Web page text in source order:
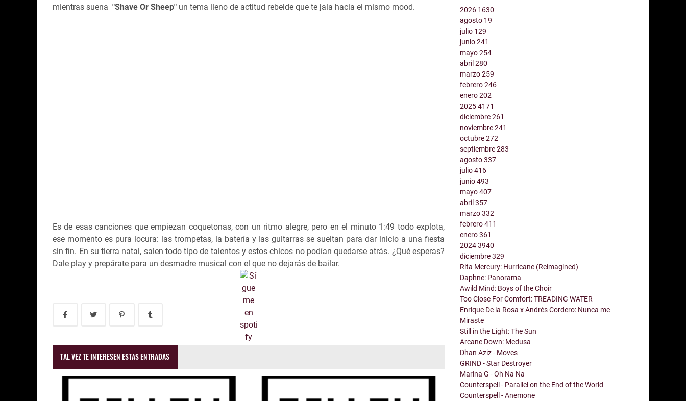
mientras suena "Shave Or Sheep" un tema lleno de actitud rebelde que te jala hacia el mismo mood.
Es de esas canciones que empiezan coquetonas, con un ritmo alegre, pero en el minuto 1:49 todo explota,
ese momento es pura locura: las trompetas, la batería y las guitarras se sueltan para dar inicio a una fiesta
sin fin. En su tierra natal, salen todo tipo de talentos y estos chicos no podían quedarse atrás. ¿Qué esperas?
Dale play y prepárate para un desmadre musical con el que no dejarás de bailar.
TAL VEZ TE INTERESEN ESTAS ENTRADAS
2026 1630
agosto 19
julio 129
junio241
mayo254
abril280
marzo259
febrero246
enero202
20254171
diciembre261
noviembre241
octubre272
septiembre283
agosto337
julio416
junio493
mayo407
abril357
marzo332
febrero411
enero361
20243940
diciembre329
Rita Mercury: Hurricane (Reimagined)
Daphne: Panorama
Awild Mind: Boys of the Choir
Too Close For Comfort: TREADING WATER
Enrique De la Rosa x Andrés Cordero: Nunca me
Miraste
Still in the Light: The Sun
Arcane Down: Medusa
Dhan Aziz - Moves
GRIND - Star Destroyer
Marina G - Oh Na Na
Counterspell - Parallel on the End of the World
Counterspell - Anemone